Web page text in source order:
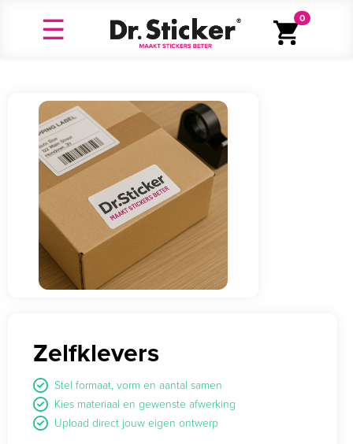
0
Zelfklevers
Stel formaat, vorm en aantal samen
Kies materiaal en gewenste afwerking
Upload direct jouw eigen ontwerp